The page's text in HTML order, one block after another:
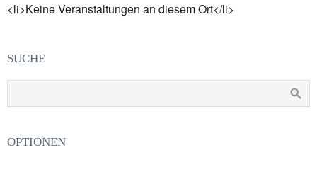
<li>Keine Veranstaltungen an diesem Ort</li>
SUCHE
OPTIONEN